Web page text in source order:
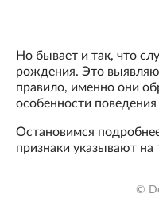
Но бывает и так, что
рождения. Это
правило, именно они
особенности
Остановимся
признаки указывают
©